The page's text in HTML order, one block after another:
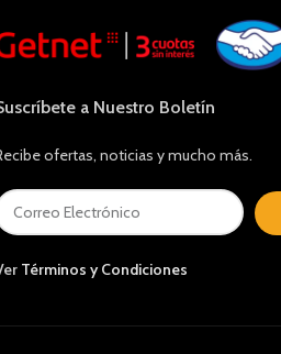
a Nuestro Boletín
ofertas, noticias y mucho más.
Términos y Condiciones